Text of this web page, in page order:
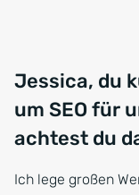
Jessica, du
um SEO für
achtest du
Ich lege großen